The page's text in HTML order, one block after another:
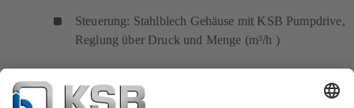
Steuerung: Stahlblech Gehäuse mit KSB Pumpdrive,
Reglung über Druck und Menge (m³/h )